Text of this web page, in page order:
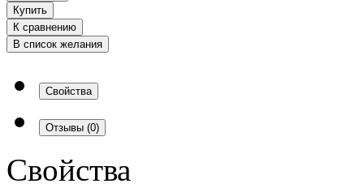
Купить
К сравнению
В список желания
Свойства
Отзывы (0)
Свойства